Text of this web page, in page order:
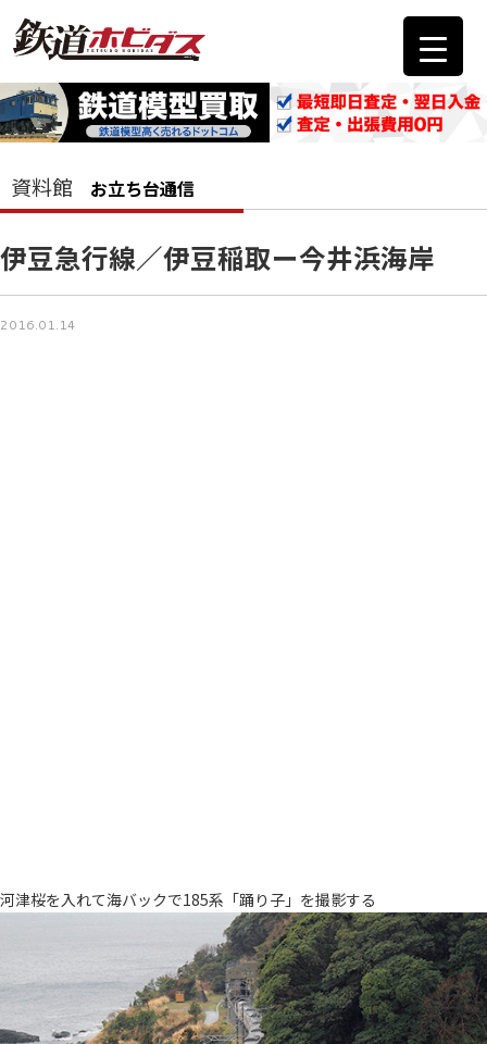
資料館 お立ち台通信
伊豆急行線／伊豆稲取ー今井浜海岸
2016.01.14
河津桜を入れて海バックで185系「踊り子」を撮影する